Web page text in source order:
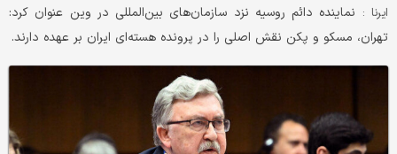
ایرنا : نماینده دائم روسیه نزد سازمان‌های بین‌المللی در وین عنوان کرد:
تهران، مسکو و پکن نقش اصلی را در پرونده هسته‌ای ایران بر عهده دارند.